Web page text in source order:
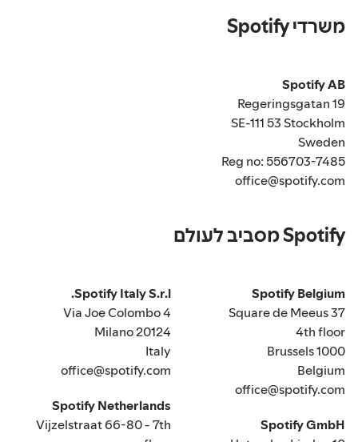
משרדי Spotify
Spotify AB
Regeringsgatan 19
SE-111 53 Stockholm
Sweden
Reg no: 556703-7485
office@spotify.com
Spotify מסביב לעולם
Spotify Belgium
Square de Meeus 37
4th floor
1000 Brussels
Belgium
office@spotify.com
Spotify GmbH
Spotify Italy S.r.l.
Via Joe Colombo 4
20124 Milano
Italy
office@spotify.com
Spotify Netherlands
Vijzelstraat 66-80 - 7th